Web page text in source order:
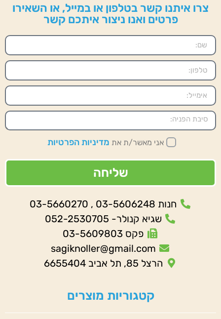
צרו איתנו קשר בטלפון או במייל, או השאירו
פרטים ואנו ניצור איתכם קשר
אני מאשר/ת את מדיניות הפרטיות
שליחה
חנות 03-5606248 , 03-5660270
שגיא קנולר- 052-2530705
פקס 03-5609803
sagiknoller@gmail.com
הרצל 85, תל אביב 6655404
קטגוריות מוצרים